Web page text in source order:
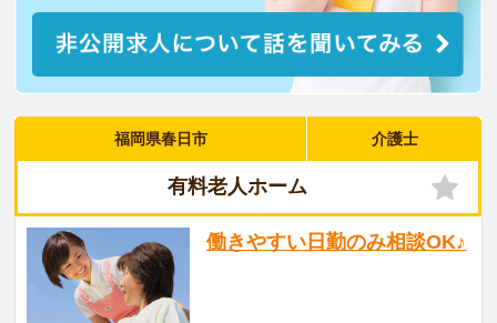
福岡県春日市 介護士
有料老人ホーム
働きやすい日勤のみ相談OK♪